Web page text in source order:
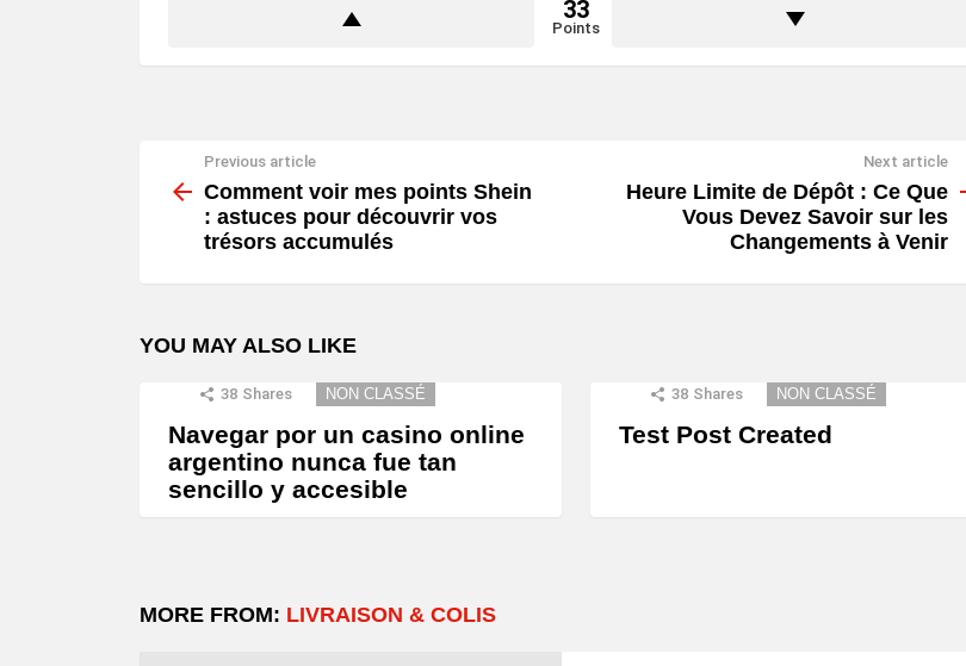
33
Points
more
Previous article
Comment voir mes points Shein
: astuces pour découvrir vos
trésors accumulés
Next article
Heure Limite de Dépôt : Ce Que
Vous Devez Savoir sur les
Changements à Venir
YOU MAY ALSO LIKE
38 Shares NON CLASSÉ
Navegar por un casino online
argentino nunca fue tan
sencillo y accesible
38 Shares NON CLASSÉ
Test Post Created
MORE FROM: LIVRAISON & COLIS